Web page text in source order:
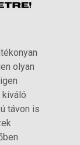
olyan
távon is